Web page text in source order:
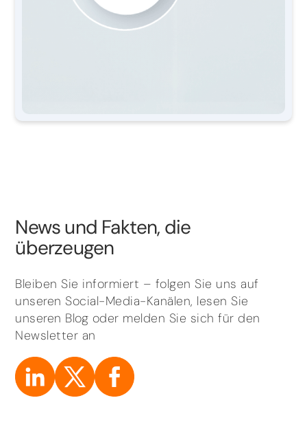
News und Fakten, die
überzeugen
Bleiben Sie informiert – folgen Sie uns auf
unseren Social-Media-Kanälen, lesen Sie
unseren Blog oder melden Sie sich für den
Newsletter an